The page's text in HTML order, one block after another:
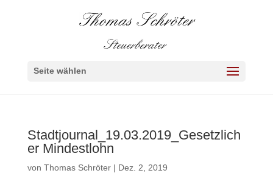
Seite wählen
Stadtjournal_19.03.2019_Gesetzlich
er Mindestlohn
von Thomas Schröter| Dez. 2, 2019